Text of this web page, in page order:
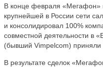
В конце февраля «Мегафон»
крупнейшей в России сети
и консолидировал 100%
совместной деятельности в
(бывший Vimpelcom) приняли
В результате сделок